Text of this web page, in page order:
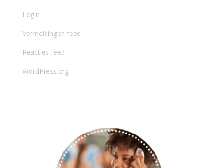
Login
Vermeldingen feed
Reacties feed
WordPress.org